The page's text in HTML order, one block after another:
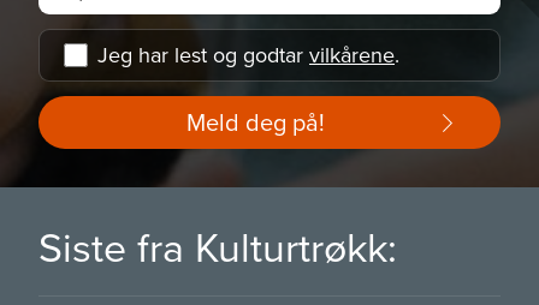
Jeg har lest og godtar vilkårene.
Meld deg på!
Siste fra Kulturtrøkk: